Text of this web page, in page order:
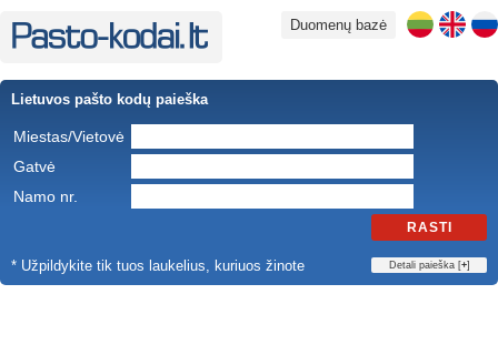
Duomenų bazė
Lietuvos pašto kodų paieška
Miestas/Vietovė
Gatvė
Namo nr.
RASTI
* Užpildykite tik tuos laukelius, kuriuos žinote Detali paieška [+]